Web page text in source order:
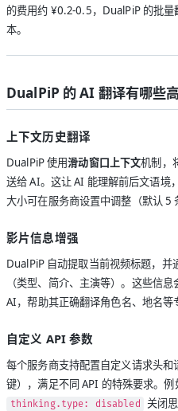
的费用约 ¥0.2-0.5，DualPiP 的批
本。
DualPiP 的 AI 翻译有哪些高
上下文历史翻译
DualPiP 使用滑动窗口上下文机制，
送给 AI。这让 AI 能理解前后文语境
大小可在服务商设置中调整（默认 5
影片信息增强
DualPiP 自动提取当前视频标题，
（类型、简介、主演等）。这些信
AI，帮助其正确翻译角色名、地名等
自定义 API 参数
每个服务商支持配置自定义请求头
键），满足不同 API 的特殊要求。
thinking.type: disabled 关闭